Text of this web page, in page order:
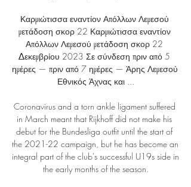
Καρμιώτισσα εναντίον Απόλλων Λεμεσού
μετάδοση σκορ 22 Καρμιώτισσα εναντίον
Απόλλων Λεμεσού μετάδοση σκορ 22
Δεκεμβρίου 2023 Σε σύνδεση πριν από 5
ημέρες — πριν από 7 ημέρες — Άρης Λεμεσού
Εθνικός Άχνας και ...
Coronavirus and a torn ankle ligament suffered
in March meant that Rijkhoff did not make his
debut for the Bundesliga outfit until the start of
the 2021-22 campaign, but he has become an
integral part of the club's successful U19s side in
the early months of the season.